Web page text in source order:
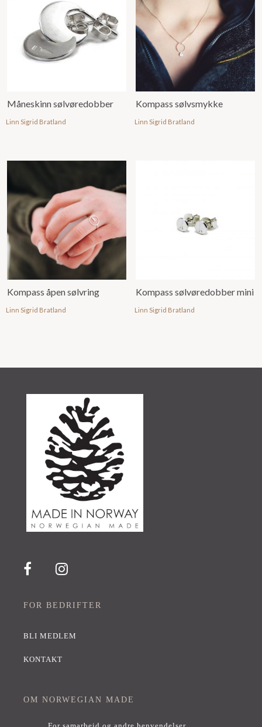
Måneskinn sølvøredobber
Linn Sigrid Bratland
Kompass sølvsmykke
Linn Sigrid Bratland
Kompass åpen sølvring
Linn Sigrid Bratland
Kompass sølvøredobber mini
Linn Sigrid Bratland
FOR BEDRIFTER
BLI MEDLEM
KONTAKT
OM NORWEGIAN MADE